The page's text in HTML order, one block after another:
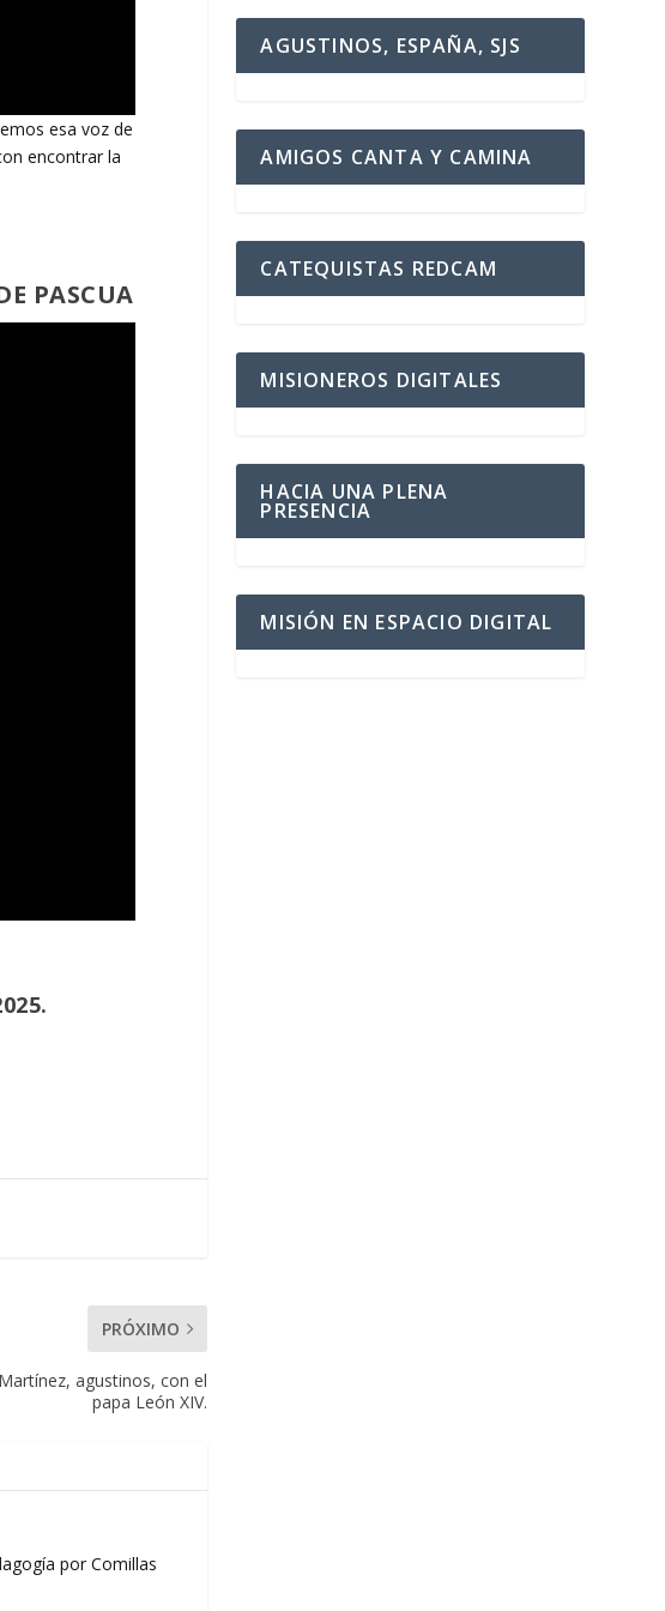
esa voz de
encontrar la
PASCUA
PRÓXIMO
agustinos, con el
papa León XIV.
por Comillas
AGUSTINOS, ESPAÑA, SJS
AMIGOS CANTA Y CAMINA
CATEQUISTAS REDCAM
MISIONEROS DIGITALES
HACIA UNA PLENA
PRESENCIA
MISIÓN EN ESPACIO DIGITAL